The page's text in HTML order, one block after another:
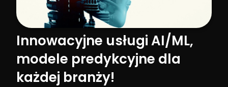
Innowacyjne usługi AI/ML,
modele predykcyjne dla
każdej branży!